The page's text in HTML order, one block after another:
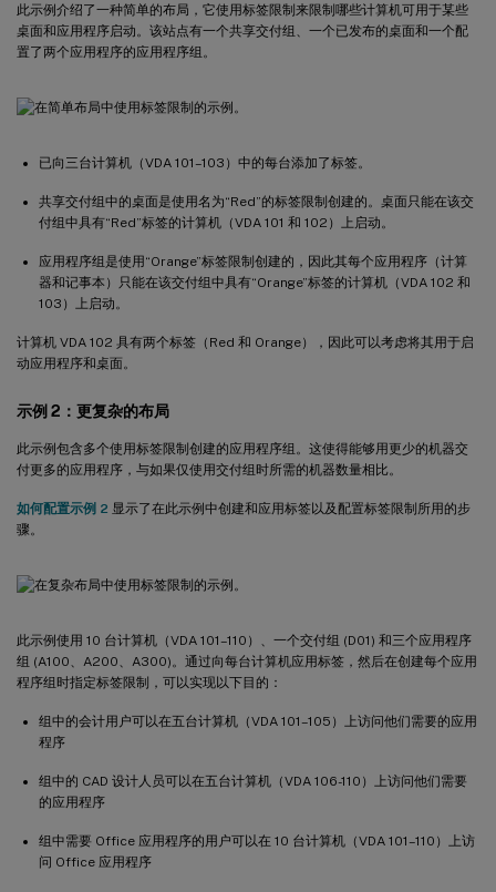
此示例介绍了一种简单的布局，它使用标签限制来限制哪些计算机可用于某些
桌面和应用程序启动。该站点有一个共享交付组、一个已发布的桌面和一个配
置了两个应用程序的应用程序组。
已向三台计算机（VDA 101–103）中的每台添加了标签。
共享交付组中的桌面是使用名为“Red”的标签限制创建的。桌面只能在该交
付组中具有“Red”标签的计算机（VDA 101 和 102）上启动。
应用程序组是使用“Orange”标签限制创建的，因此其每个应用程序（计算
器和记事本）只能在该交付组中具有“Orange”标签的计算机（VDA 102 和
103）上启动。
计算机 VDA 102 具有两个标签（Red 和 Orange），因此可以考虑将其用于启
动应用程序和桌面。
示例 2：更复杂的布局
此示例包含多个使用标签限制创建的应用程序组。这使得能够用更少的机器交
付更多的应用程序，与如果仅使用交付组时所需的机器数量相比。
如何配置示例 2 显示了在此示例中创建和应用标签以及配置标签限制所用的步
骤。
此示例使用 10 台计算机（VDA 101–110）、一个交付组 (D01) 和三个应用程序
组 (A100、A200、A300)。通过向每台计算机应用标签，然后在创建每个应用
程序组时指定标签限制，可以实现以下目的：
组中的会计用户可以在五台计算机（VDA 101–105）上访问他们需要的应用
程序
组中的 CAD 设计人员可以在五台计算机（VDA 106-110）上访问他们需要
的应用程序
组中需要 Office 应用程序的用户可以在 10 台计算机（VDA 101–110）上访
问 Office 应用程序